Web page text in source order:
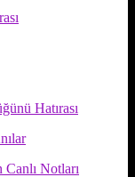
Hatırası
Notları